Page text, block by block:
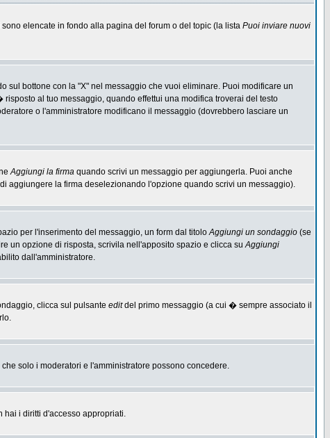
elencate in fondo alla pagina del forum o del topic (la lista Puoi inviare nuovi
sul bottone con la "X" nel messaggio che vuoi eliminare. Puoi modificare un
al tuo messaggio, quando effettui una modifica troverai del testo
o l'amministratore modificano il messaggio (dovrebbero lasciare un
Aggiungi la firma quando scrivi un messaggio per aggiungerla. Puoi anche
aggiungere la firma deselezionando l'opzione quando scrivi un messaggio).
per l'inserimento del messaggio, un form dal titoloAggiungi un sondaggio (se
un opzione di risposta, scrivila nell'apposito spazio e clicca suAggiungi
dall'amministratore.
clicca sul pulsante editdel primo messaggio (a cui � sempre associato il
solo i moderatori e l'amministratore possono concedere.
hai i diritti d'accesso appropriati.